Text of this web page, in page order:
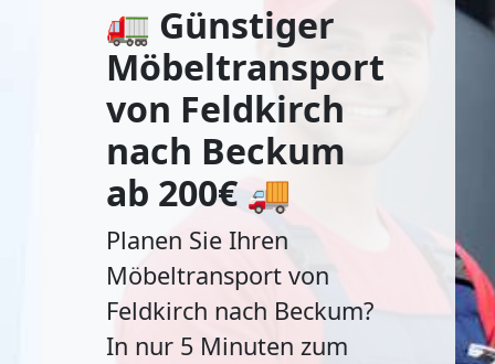
🚛 Günstiger
Möbeltransport
von Feldkirch
nach Beckum
ab 200€ 🚚
Planen Sie Ihren
Möbeltransport von
Feldkirch nach Beckum?
In nur 5 Minuten zum